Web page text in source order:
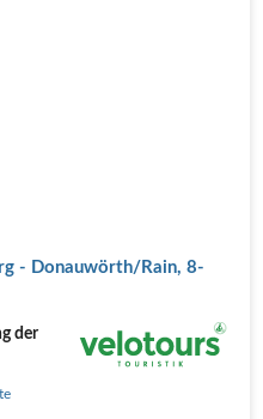
- Donauwörth/Rain, 8-
der